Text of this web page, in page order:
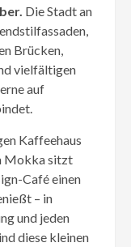
Die Stadt an
Brücken,
vielfältigen
auf
Kaffeehaus
Mokka sitzt
Café einen
– in
und jeden
diese kleinen